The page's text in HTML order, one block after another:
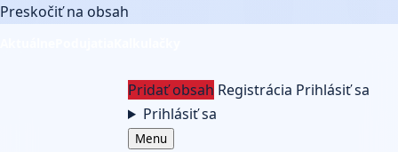
Preskočiť na obsah
Pridať obsah Registrácia Prihlásiť sa
Prihlásiť sa
Menu